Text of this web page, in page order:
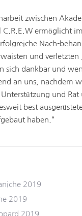
zwischen
ermöglicht
Nach-
und verletzten
sich dankbar und
an uns, nachdem
und Rat
best
haben.“
2019
2019
2019